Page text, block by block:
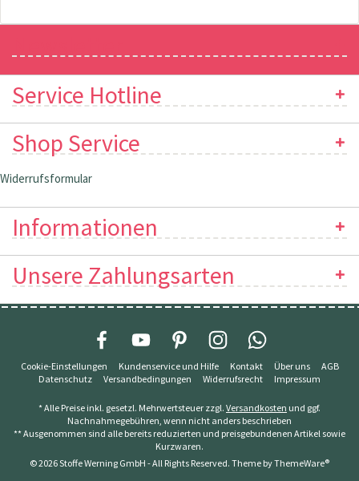
Service Hotline
Shop Service
Widerrufsformular
Informationen
Unsere Zahlungsarten
Cookie-Einstellungen Kundenservice und Hilfe Kontakt Über uns
AGB
Datenschutz
Versandbedingungen Widerrufsrecht Impressum
* Alle Preise inkl. gesetzl. Mehrwertsteuer zzgl. Versandkosten und ggf.
Nachnahmegebühren, wenn nicht anders beschrieben
** Ausgenommen sind alle bereits reduzierten und preisgebundenen Artikel sowie
Kurzwaren.
© 2026 Stoffe Werning GmbH - All Rights Reserved. Theme byThemeWare®